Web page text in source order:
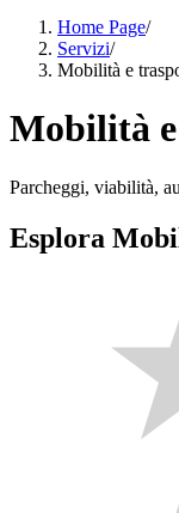
Home Page/
Servizi/
Mobilità e
Mobilità
Parcheggi, viabilità,
Esplora